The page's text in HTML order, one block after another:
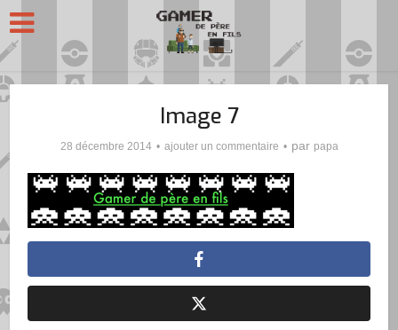
Image 7
28 décembre 2014 ajouter un commentaire par papa